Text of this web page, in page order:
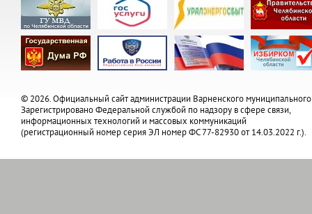
© 2026. Официальный сайт администрации Варненского муниципального
Зарегистрировано Федеральной службой по надзору в сфере связи,
информационных технологий и массовых коммуникаций
(регистрационный номер серия ЭЛ номер ФС 77-82930 от 14.03.2022 г.).